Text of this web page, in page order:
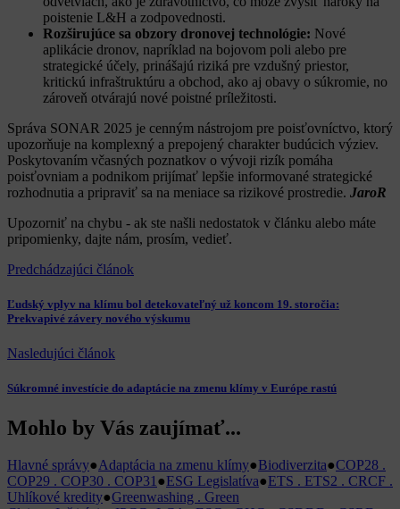
poistenie L&H a zodpovednosti.
Rozširujúce sa obzory dronovej technológie: Nové
aplikácie dronov, napríklad na bojovom poli alebo pre
strategické účely, prinášajú riziká pre vzdušný priestor,
kritickú infraštruktúru a obchod, ako aj obavy o súkromie, no
zároveň otvárajú nové poistné príležitosti.
Správa SONAR 2025 je cenným nástrojom pre poisťovníctvo, ktorý
upozorňuje na komplexný a prepojený charakter budúcich výziev.
Poskytovaním včasných poznatkov o vývoji rizík pomáha
poisťovniam a podnikom prijímať lepšie informované strategické
rozhodnutia a pripraviť sa na meniace sa rizikové prostredie. JaroR
Upozorniť na chybu - ak ste našli nedostatok v článku alebo máte
pripomienky, dajte nám, prosím, vedieť.
Predchádzajúci článok
Ľudský vplyv na klímu bol detekovateľný už koncom 19. storočia:
Prekvapivé závery nového výskumu
Nasledujúci článok
Súkromné investície do adaptácie na zmenu klímy v Európe rastú
Mohlo by Vás zaujímať...
Hlavné správy●Adaptácia na zmenu klímy●Biodiverzita●COP28 .
COP29 . COP30 . COP31●ESG Legislatíva●ETS . ETS2 . CRCF .
Uhlíkové kredity●Greenwashing . Green